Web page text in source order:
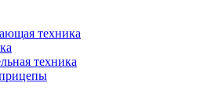
техника
техника